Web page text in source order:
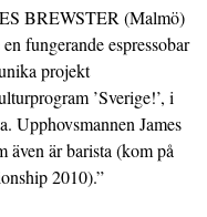
BREWSTER (Malmö)
fungerande espressobar
projekt
’Sverige!’, i
Upphovsmannen James
även är barista (kom på
2010).”